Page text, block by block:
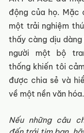
động của họ. Mặc
một trải nghiệm
thấy càng dịu dàng
người một bộ
thống khiến tôi
được chia sẻ và
về một nền văn hóa.
Nếu những câu